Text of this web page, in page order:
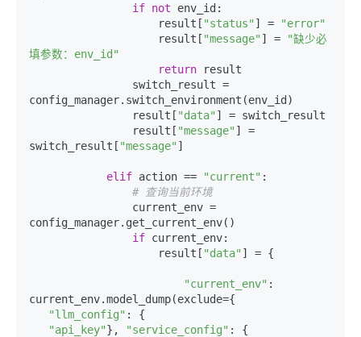
if not env_id:
                    result[
"status" ] =
"error"
                    result[
"message" ] =
"缺少必
填参数：env_id"
return result
config_manager.switch_environment(env_id)
                result[
"data" ] = switch_result
                result[
"message" ] =
switch_result[ "message" ]
elif action == "current" :
# 查询当前环境
config_manager.get_current_env()
if current_env:
                    result[
"data" ] = {
"current_env" :
current_env.model_dump(exclude={
"llm_config" : {
"api_key"}, "service_config" : {